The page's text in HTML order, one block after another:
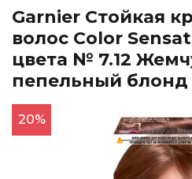
Garnier Стойкая
волос Color
цвета № 7.12
пепельный блонд
20%